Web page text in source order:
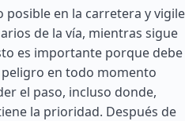
posible en la carretera y vigile
de la vía, mientras sigue
es importante porque debe
en todo momento
el paso, incluso donde,
la prioridad. Después de